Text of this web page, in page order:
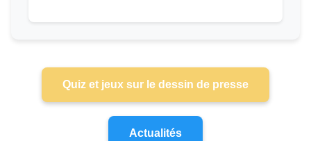
Quiz et jeux sur le dessin de presse
Actualités